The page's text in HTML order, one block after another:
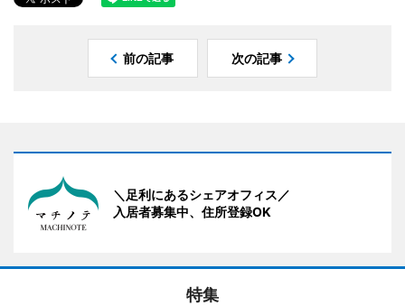
前の記事 次の記事
＼足利にあるシェアオフィス／
入居者募集中、住所登録OK
特集